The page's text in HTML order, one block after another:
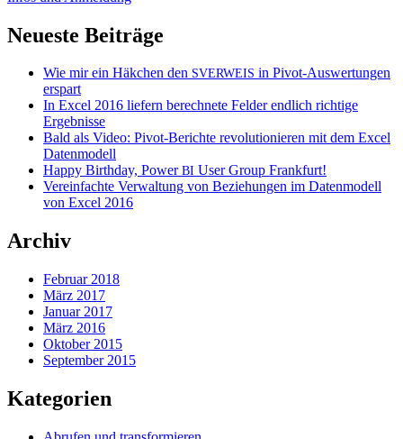
Neueste Beiträge
Wie mir ein Häkchen den SVERWEIS in Pivot-Auswertungen
erspart
In Excel 2016 liefern berechnete Felder endlich richtige
Ergebnisse
Bald als Video: Pivot-Berichte revolutionieren mit dem Excel
Datenmodell
Happy Birthday, PowerBI User Group Frankfurt!
Vereinfachte Verwaltung von Beziehungen im Datenmodell
von Excel 2016
Archiv
Februar 2018
März 2017
Januar 2017
März 2016
Oktober 2015
September 2015
Kategorien